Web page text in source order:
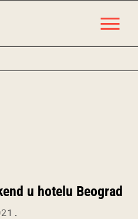
u hotelu Beograd